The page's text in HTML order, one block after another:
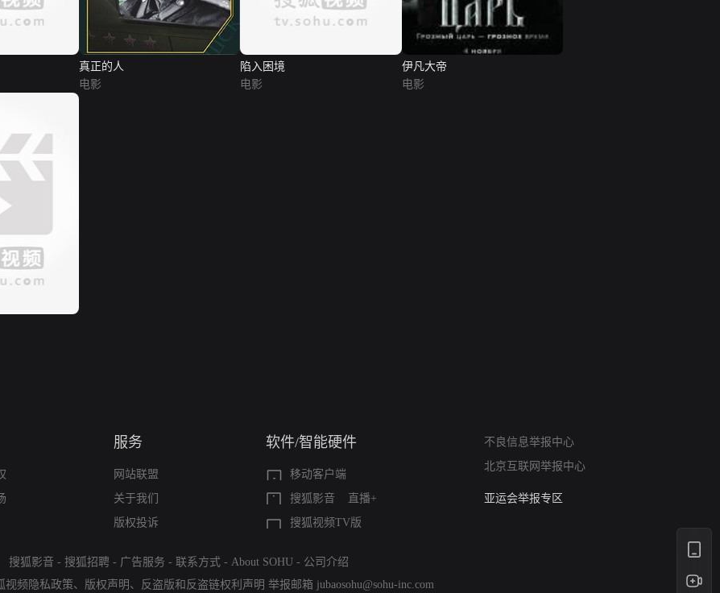
真正的人
电影
陷入困境
电影
伊凡大帝
电影
服务
网站联盟
关于我们
版权投诉
软件/智能硬件
移动客户端
搜狐影音
直播+
搜狐视频TV版
不良信息举报中心
北京互联网举报中心
算法推荐专项举报
亚运会举报专区
搜狐影音 - 搜狐招聘 - 广告服务 - 联系方式 - About SOHU - 公司介绍
视频隐私政策、 版权声明 、 反盗版和反盗链权利声明 举报邮箱 jubaosohu@sohu-inc.com